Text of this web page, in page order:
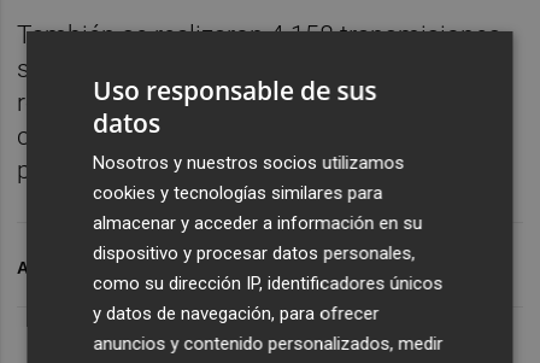
También se realizaron 4.158 transmisiones
sobre fincas rústicas, entre las que se
registraron 1.416 herencias, 1.852
compraventas, 206 donaciones, 14
permutas y 670 operaciones de otro tipo.
ARCHIVADO EN RAVE
Uso responsable de sus
datos
Nosotros y nuestros socios utilizamos
cookies y tecnologías similares para
almacenar y acceder a información en su
dispositivo y procesar datos personales,
como su dirección IP, identificadores únicos
y datos de navegación, para ofrecer
anuncios y contenido personalizados, medir